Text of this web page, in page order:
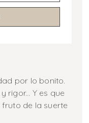
por lo bonito.
rigor... Y es que
de la suerte